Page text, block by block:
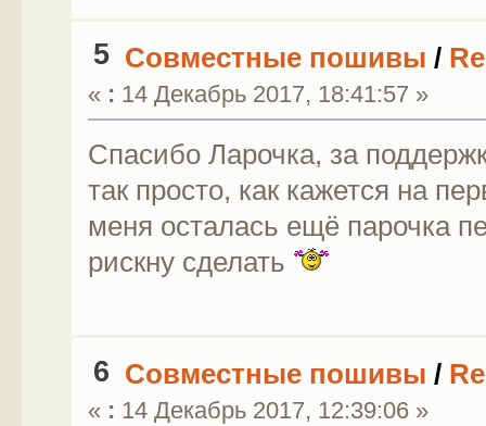
5 Совместные пошивы /
« : 14 Декабрь 2017, 18:41:57 »
Спасибо Ларочка, за
так просто, как кажется на
меня осталaсь ещё парочка
рискну сделать
6 Совместные пошивы /
« : 14 Декабрь 2017, 12:39:06 »